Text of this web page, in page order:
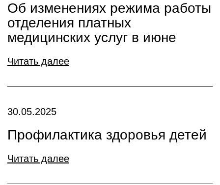
Об изменениях режима работы
отделения платных
медицинских услуг в июне
Читать далее
30.05.2025
Профилактика здоровья детей
Читать далее